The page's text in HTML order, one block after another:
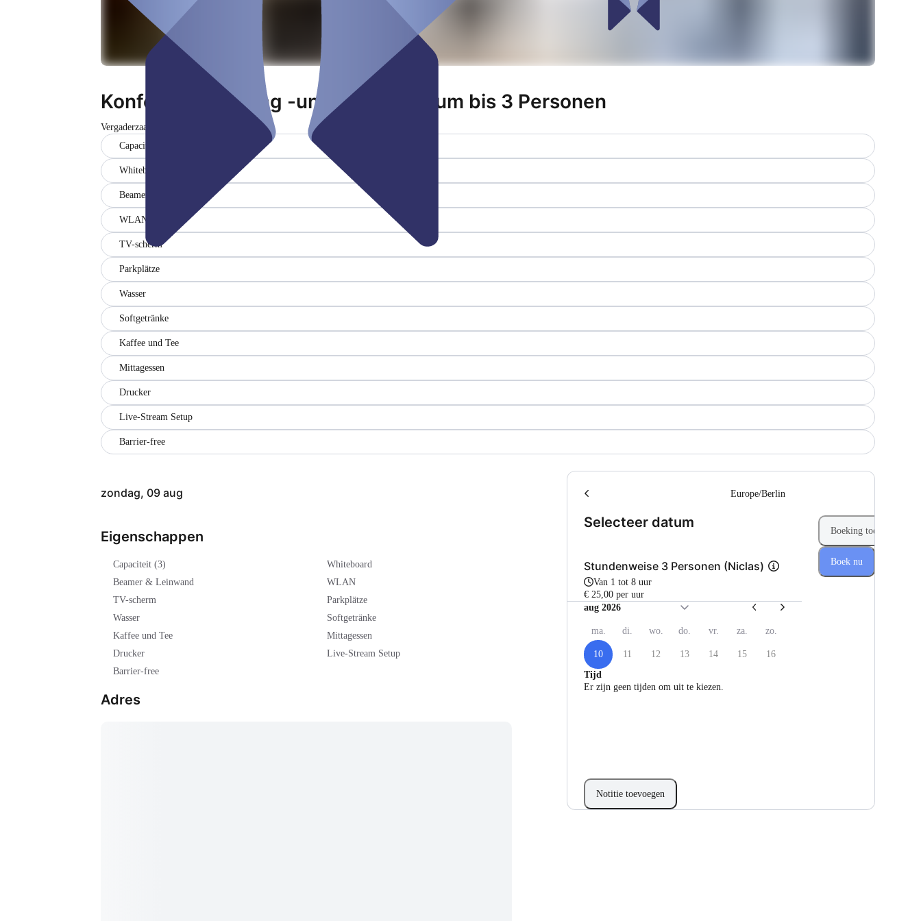
Konferenz, Meeting -und Tagungsraum bis 3 Personen
Vergaderzaal
Capaciteit (3)
Whiteboard
Beamer & Leinwand
WLAN
TV-scherm
Parkplätze
Wasser
Softgetränke
Kaffee und Tee
Mittagessen
Drucker
Live-Stream Setup
Barrier-free
zondag, 09 aug
Eigenschappen
Capaciteit (3)
Whiteboard
Beamer & Leinwand
WLAN
TV-scherm
Parkplätze
Wasser
Softgetränke
Kaffee und Tee
Mittagessen
Drucker
Live-Stream Setup
Barrier-free
Adres
Selecteer datum
Europe/Berlin
Stundenweise 3 Personen (Niclas)
Van 1 tot 8 uur
€ 25,00 per uur
aug 2026
ma. di. wo. do. vr. za. zo.
10 11 12 13 14 15
16
Tijd
Er zijn geen tijden om uit te kiezen.
Notitie toevoegen
Boeking toevoegen
Boek nu